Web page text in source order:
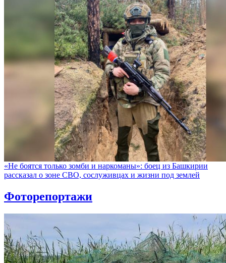
«Не боятся только зомби и наркоманы»: боец из Башкирии
рассказал о зоне СВО, сослуживцах и жизни под землей
Фоторепортажи